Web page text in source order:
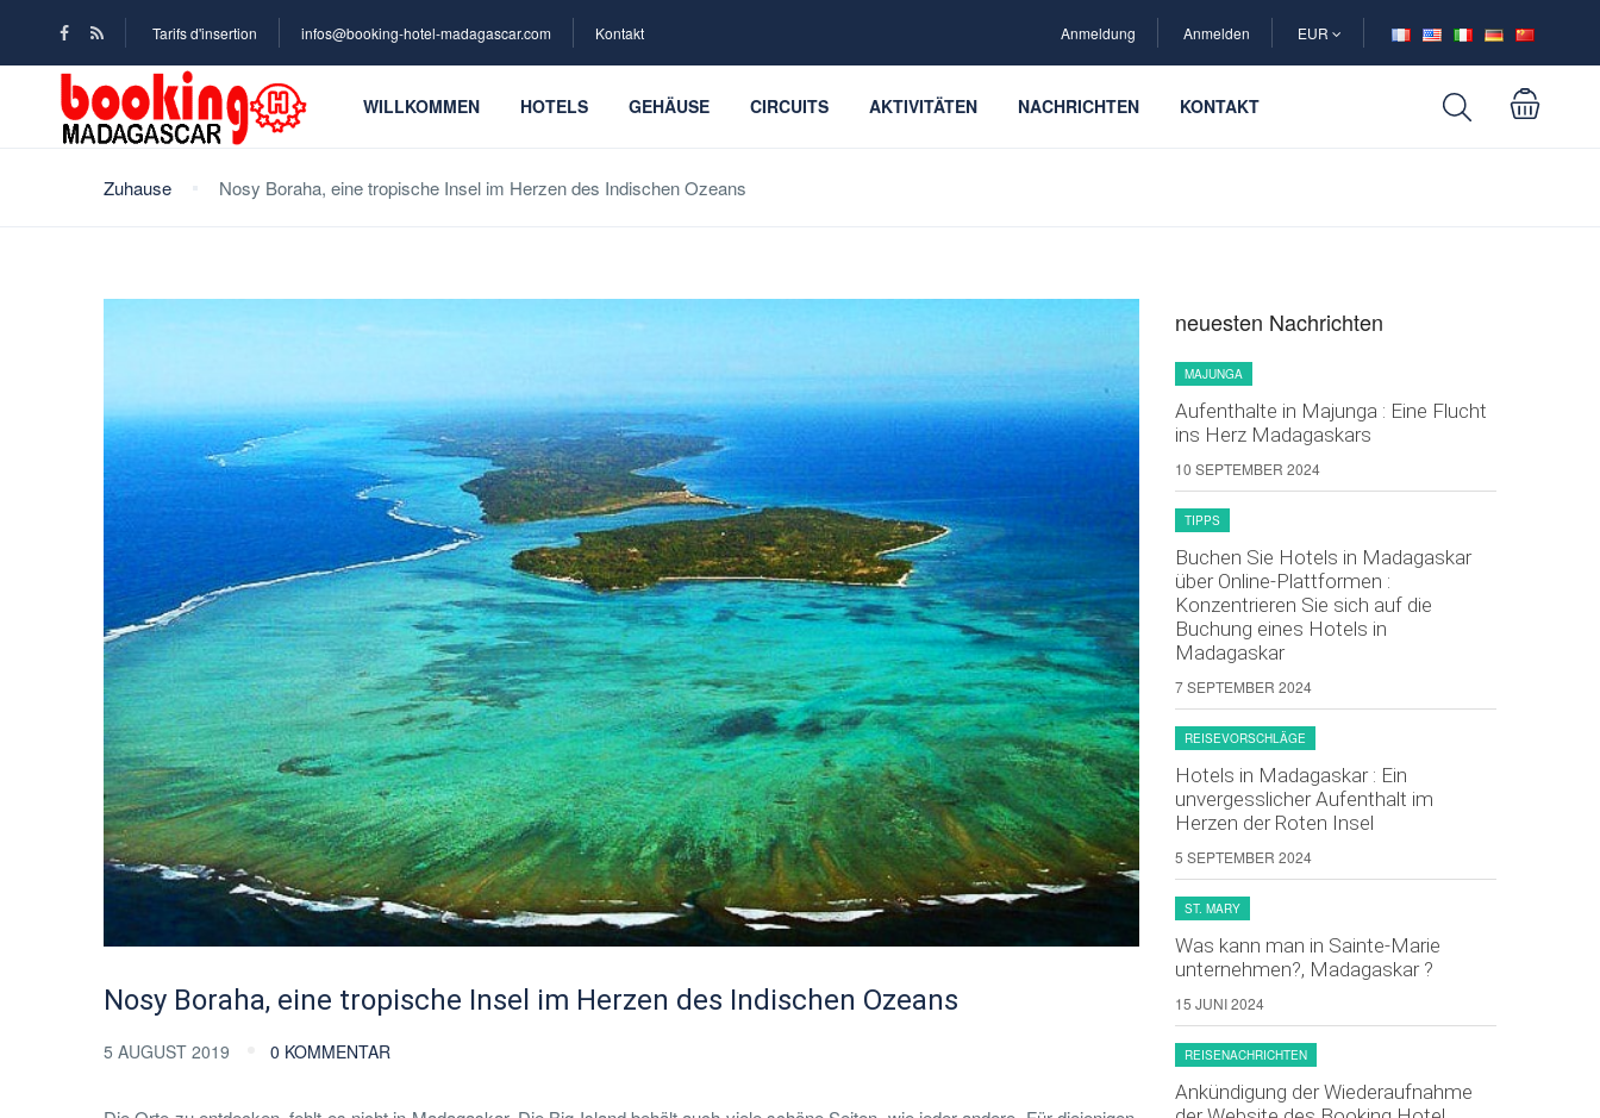
Tarifs d'insertion infos@booking-hotel-madagascar.com Kontakt Anmeldung Anmelden EUR
WILLKOMMEN HOTELS GEHÄUSE CIRCUITS AKTIVITÄTEN NACHRICHTEN KONTAKT
Zuhause Nosy Boraha, eine tropische Insel im Herzen des Indischen Ozeans
Nosy Boraha, eine tropische Insel im Herzen des Indischen Ozeans
5 AUGUST 2019 0 KOMMENTAR
neuesten Nachrichten
MAJUNGA
Aufenthalte in Majunga : Eine Flucht
ins Herz Madagaskars
10 SEPTEMBER 2024
TIPPS
Buchen Sie Hotels in Madagaskar
über Online-Plattformen :
Konzentrieren Sie sich auf die
Buchung eines Hotels in
Madagaskar
7 SEPTEMBER 2024
REISEVORSCHLÄGE
Hotels in Madagaskar : Ein
unvergesslicher Aufenthalt im
Herzen der Roten Insel
5 SEPTEMBER 2024
ST. MARY
Was kann man in Sainte-Marie
unternehmen?, Madagaskar ?
15 JUNI 2024
REISENACHRICHTEN
Ankündigung der Wiederaufnahme